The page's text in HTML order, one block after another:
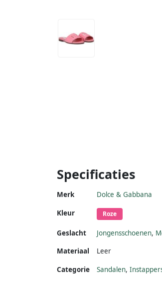
Specificaties
Merk Dolce & Gabbana
Kleur Roze
Geslacht Jongensschoenen,
Materiaal
Leer
Categorie Sandalen,